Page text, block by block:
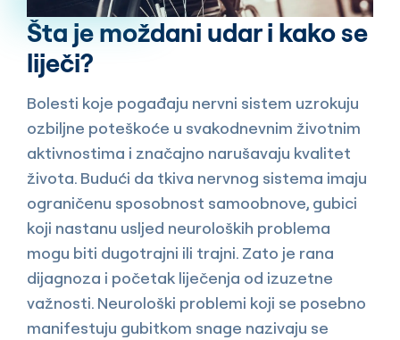
Šta je moždani udar i kako se
liječi?
Bolesti koje pogađaju nervni sistem uzrokuju
ozbiljne poteškoće u svakodnevnim životnim
aktivnostima i značajno narušavaju kvalitet
života. Budući da tkiva nervnog sistema imaju
ograničenu sposobnost samoobnove, gubici
koji nastanu usljed neuroloških problema
mogu biti dugotrajni ili trajni. Zato je rana
dijagnoza i početak liječenja od izuzetne
važnosti. Neurološki problemi koji se posebno
manifestuju gubitkom snage nazivaju se